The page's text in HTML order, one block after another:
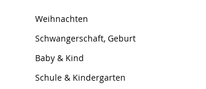
Weihnachten
Schwangerschaft, Geburt
Baby & Kind
Schule & Kindergarten